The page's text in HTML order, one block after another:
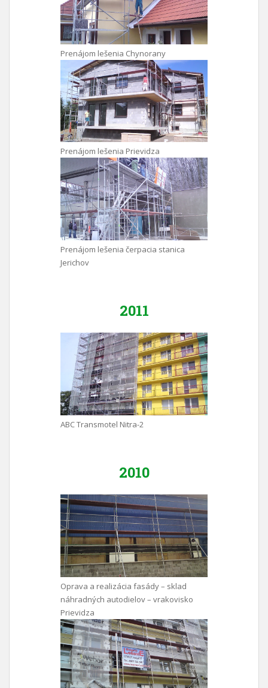
Prenájom lešenia Chynorany
Prenájom lešenia Prievidza
Prenájom lešenia čerpacia stanica
Jerichov
2011
ABC Transmotel Nitra-2
2010
Oprava a realizácia fasády – sklad
náhradných autodielov – vrakovisko
Prievidza